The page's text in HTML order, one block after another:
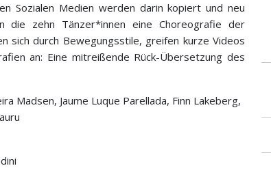
Sozialen Medien werden darin kopiert und neu
die zehn Tänzer*innen eine Choreografie der
sich durch Bewegungsstile, greifen kurze Videos
an: Eine mitreißende Rück-Übersetzung des
Madsen, Jaume Luque Parellada, Finn Lakeberg,